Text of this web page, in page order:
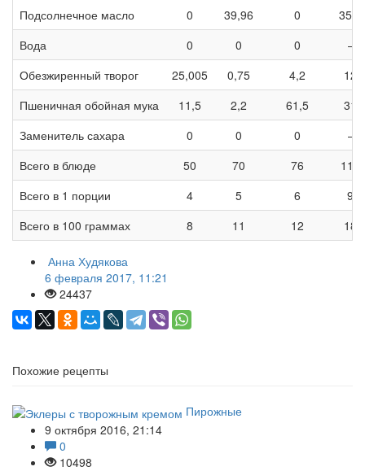
Подсолнечное масло
0 39,96 0
Вода
0 0 0
—
Обезжиренный творог
25,005 0,75 4,2
126
Пшеничная обойная мука
11,5 2,2 61,5
312
Заменитель сахара
0 0 0
—
Всего в блюде
50 70 76
Всего в 1 порции
4 5 6
96
Всего в 100 граммах
8 11 12 185
Анна Худякова
6 февраля 2017, 11:21
24437
Похожие рецепты
Пирожные
9 октября 2016, 21:14
0
10498